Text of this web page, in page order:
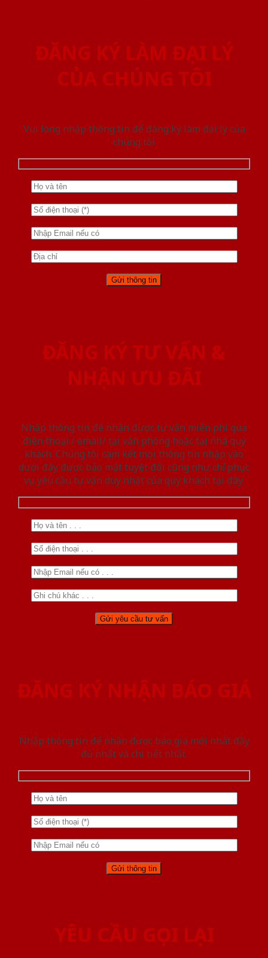
ĐĂNG KÝ LÀM ĐẠI LÝ
CỦA CHÚNG TÔI
Vui lòng nhập thông tin để đăng ký làm đại lý của
chúng tôi
ĐĂNG KÝ TƯ VẤN &
NHẬN ƯU ĐÃI
Nhập thông tin để nhận được tư vấn miễn phí qua
điện thoại / email/ tại văn phòng hoặc tại nhà quý
khách. Chúng tôi cam kết mọi thông tin nhập vào
dưới đây được bảo mật tuyệt đối cũng như chỉ phục
vụ yêu cầu tư vấn duy nhất của quý khách tại đây.
ĐĂNG KÝ NHẬN BÁO GIÁ
Nhập thông tin để nhận được báo giá mới nhât đầy
đủ nhất và chi tiết nhất.
YÊU CẦU GỌI LẠI